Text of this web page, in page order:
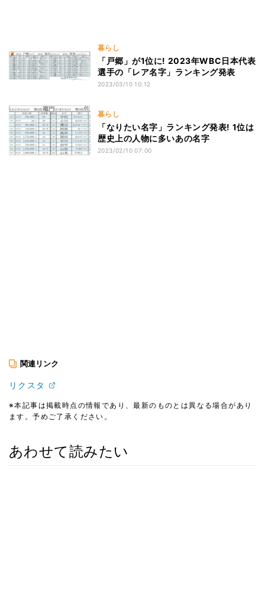
暮らし
「戸郷」が1位に! 2023年WBC日本代表
選手の「レア名字」ランキング発表
2023/03/10 10:12
暮らし
「なりたい名字」ランキング発表! 1位は
歴史上の人物に多いあの名字
2023/02/10 07:00
関連リンク
リクスタ
※本記事は掲載時点の情報であり、最新のものとは異なる場合があり
ます。予めご了承ください。
あわせて読みたい